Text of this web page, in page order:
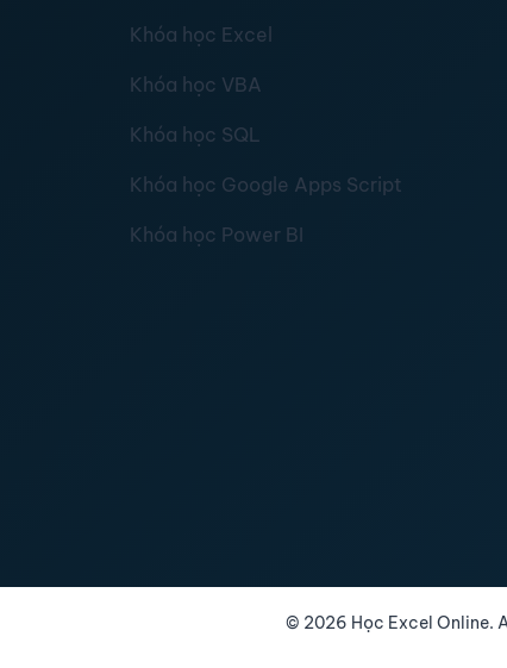
Khóa học Excel
Khóa học VBA
Khóa học SQL
Khóa học Google Apps Script
Khóa học Power BI
© 2026 Học Excel Online.